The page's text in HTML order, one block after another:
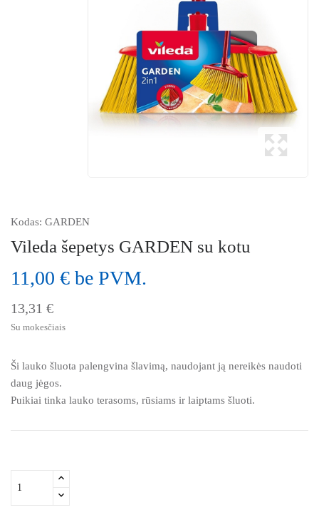
Kodas: GARDEN
Vileda šepetys GARDEN su kotu
11,00 € be PVM.
13,31 €
Su mokesčiais
Ši lauko šluota palengvina šlavimą, naudojant ją nereikės naudoti
daug jėgos.
Puikiai tinka lauko terasoms, rūsiams ir laiptams šluoti.